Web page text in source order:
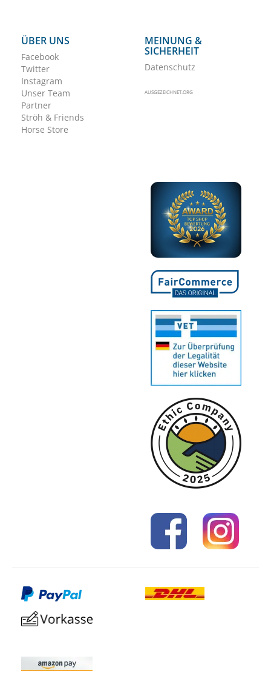
ÜBER UNS
Facebook
Twitter
Instagram
Unser Team
Partner
Ströh & Friends
Horse Store
MEINUNG &
SICHERHEIT
Datenschutz
AUSGEZEICHNET.ORG